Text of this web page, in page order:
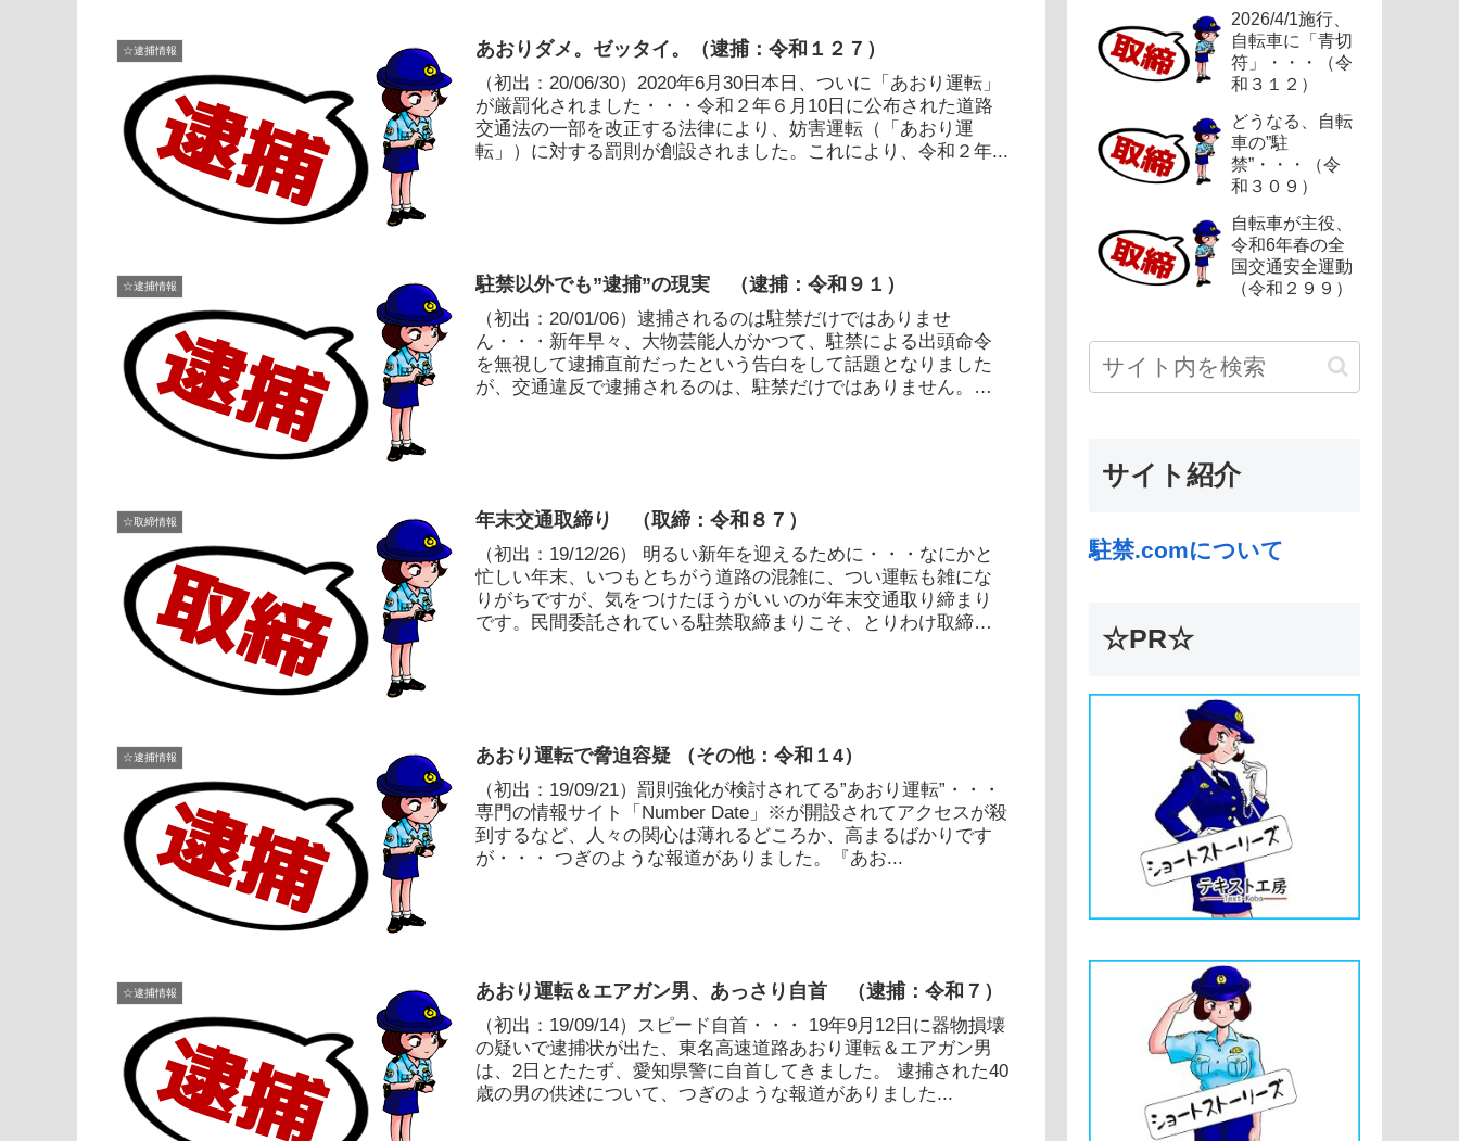
☆逮捕情報 あおりダメ。ゼッタイ。（逮捕：令和１２７）
（初出：20/06/30）2020年6月30日本日、ついに「あおり運転」
が厳罰化されました・・・令和２年６月10日に公布された道路
交通法の一部を改正する法律により、妨害運転（「あおり運
転」）に対する罰則が創設されました。これにより、令和２年...
☆逮捕情報 駐禁以外でも”逮捕”の現実 （逮捕：令和９１）
（初出：20/01/06）逮捕されるのは駐禁だけではありませ
ん・・・新年早々、大物芸能人がかつて、駐禁による出頭命令
を無視して逮捕直前だったという告白をして話題となりました
が、交通違反で逮捕されるのは、駐禁だけではありません。元
☆取締情報 年末交通取締り （取締：令和８７）
（初出：19/12/26） 明るい新年を迎えるために・・・なにかと
忙しい年末、いつもとちがう道路の混雑に、つい運転も雑にな
りがちですが、気をつけたほうがいいのが年末交通取り締まり
です。民間委託されている駐禁取締まりこそ、とりわけ取締り
☆逮捕情報 あおり運転で脅迫容疑 （その他：令和１4）
（初出：19/09/21）罰則強化が検討されてる”あおり運転”・・・
専門の情報サイト「Number Date」※が開設されてアクセスが殺
到するなど、人々の関心は薄れるどころか、高まるばかりです
が・・・ つぎのような報道がありました。『あお...
☆逮捕情報 あおり運転＆エアガン男、あっさり自首 （逮捕：令和７）
（初出：19/09/14）スピード自首・・・ 19年9月12日に器物損壊
の疑いで逮捕状が出た、東名高速道路あおり運転＆エアガン男
は、2日とたたず、愛知県警に自首してきました。 逮捕された40
歳の男の供述について、つぎのような報道がありました...
2026/4/1施行、
自転車に「青切
符」・・・（令
和３１２）
どうなる、自転
車の”駐
禁”・・・（令
和３０９）
自転車が主役、
令和6年春の全
国交通安全運動
（令和２９９）
サイト紹介
駐禁.comについて
☆PR☆